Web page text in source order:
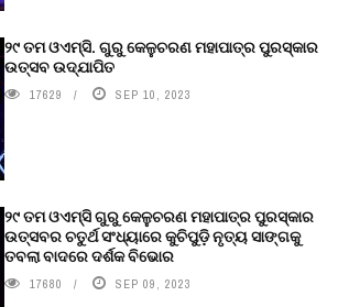
୨୯ ତମ ଓଏମ୍‌ସି. ଗୁରୁ କେଳୁଚରଣ ମହାପାତ୍ର ପୁରସ୍କାର
ଉତ୍ସବ ଉଦ୍‍ଯାପିତ
17629 SEP 10, 2023
୨୯ ତମ ଓଏମ୍‌ସି ଗୁରୁ କେଳୁଚରଣ ମହାପାତ୍ର ପୁରସ୍କାର
ଉତ୍ସବର ଚତୁର୍ଥ ସଂଧ୍ୟାରେ କୁଚିପୁଡ଼ି ନୃତ୍ୟ ସାଙ୍ଗକୁ
ତବଲା ବାଦରେ ଦର୍ଶକ ବିଭୋର
17680 SEP 09, 2023